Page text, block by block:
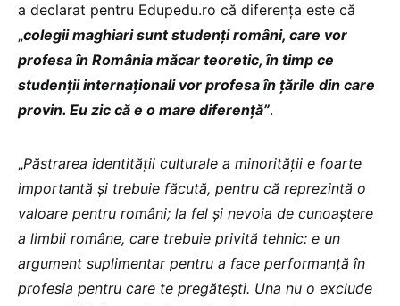
a declarat pentru Edupedu.ro că diferența este că
„colegii maghiari sunt studenți români, care vor
profesa în România măcar teoretic, în timp ce
studenții internaționali vor profesa în țările din care
provin. Eu zic că e o mare diferență”.
„Păstrarea identității culturale a minorității e foarte
importantă și trebuie făcută, pentru că reprezintă o
valoare pentru români; la fel și nevoia de cunoaștere
a limbii române, care trebuie privită tehnic: e un
argument suplimentar pentru a face performanță în
profesia pentru care te pregătești. Una nu o exclude